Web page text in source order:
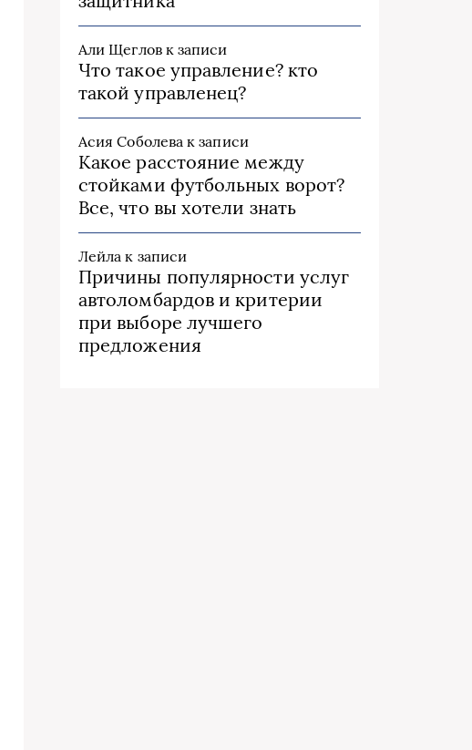
Али Щегловк записи
Что такое управление? кто
такой управленец?
Асия Соболева к записи
Какое расстояние между
стойками футбольных ворот?
Все, что вы хотели знать
Лейла к записи
Причины популярности услуг
автоломбардов и критерии
при выборе лучшего
предложения